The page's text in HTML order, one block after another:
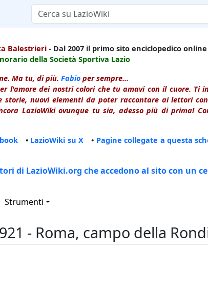
Balestrieri - Dal 2007 il primo sito enciclopedico
della Società Sportiva Lazio
Ma tu, di più. Fabio per sempre...
l'amore dei nostri colori che tu amavi con il cuore. Ti
storie, nuovi elementi da poter raccontare ai lettori
LazioWiki ovunque tu sia, adesso più di prima!
• LazioWiki su X • Pagine collegate a questa
di LazioWiki.org che accedono al sito con un
Strumenti
- Roma, campo della